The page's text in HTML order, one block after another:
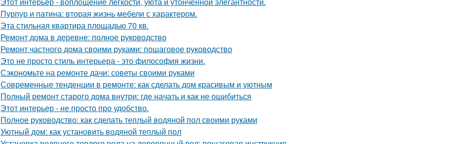
Пурпур и патина: вторая жизнь мебели с характером.
Эта стильная квартира площадью 70 кв.
Ремонт дома в деревне: полное руководство
Ремонт частного дома своими руками: пошаговое руководство
Это не просто стиль интерьера - это философия жизни.
Сэкономьте на ремонте дачи: советы своими руками
Современные тенденции в ремонте: как сделать дом красивым и уютным
Полный ремонт старого дома внутри: где начать и как не ошибиться
Этот интерьер - не просто про удобство.
Полное руководство: как сделать теплый водяной пол своими руками
Уютный дом: как установить водяной теплый пол